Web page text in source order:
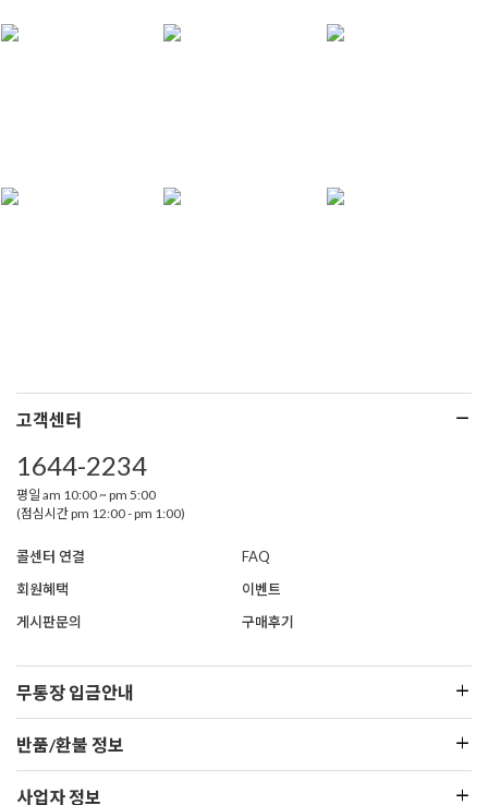
고객센터
1644-2234
평일 am 10:00 ~ pm 5:00
(점심시간 pm 12:00 - pm 1:00)
콜센터 연결
FAQ
회원혜택
이벤트
게시판문의
구매후기
무통장 입금안내
반품/환불 정보
사업자 정보